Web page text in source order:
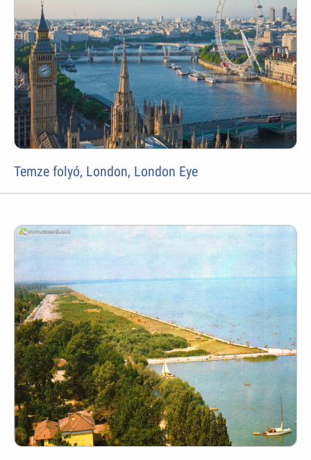
Temze folyó, London, London Eye